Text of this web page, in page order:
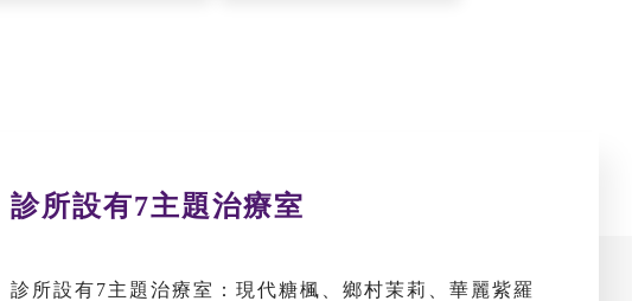
診所設有7主題治療室
診所設有7主題治療室：現代糖楓、鄉村茉莉、華麗紫羅